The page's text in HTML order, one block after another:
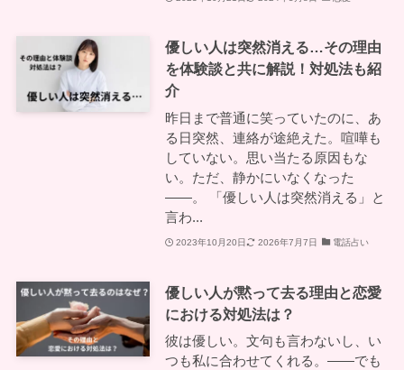
優しい人は突然消える…その理由
を体験談と共に解説！対処法も紹
介
昨日まで普通に笑っていたのに、あ
る日突然、連絡が途絶えた。喧嘩も
していない。思い当たる原因もな
い。ただ、静かにいなくなった
——。 「優しい人は突然消える」と
言わ...
2023年10月20日 2026年7月7日 電話占い
優しい人が黙って去る理由と恋愛
における対処法は？
彼は優しい。文句も言わないし、い
つも私に合わせてくれる。——でも